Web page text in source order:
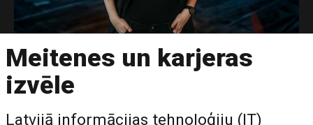
Meitenes un karjeras
izvēle
Latvijā informācijas tehnoloģiju (IT)